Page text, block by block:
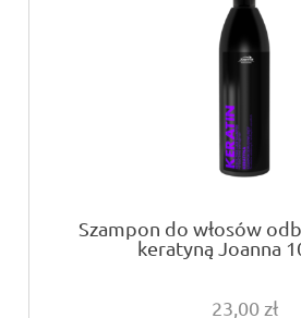
Szampon do włosów
keratyną Joanna
23,00 zł